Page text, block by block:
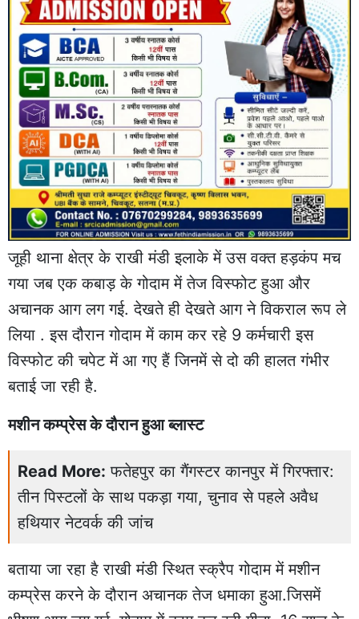
जूही थाना क्षेत्र के राखी मंडी इलाके में उस वक्त हड़कंप मच
गया जब एक कबाड़ के गोदाम में तेज विस्फोट हुआ और
अचानक आग लग गई. देखते ही देखते आग ने विकराल रूप ले
लिया . इस दौरान गोदाम में काम कर रहे 9 कर्मचारी इस
विस्फोट की चपेट में आ गए हैं जिनमें से दो की हालत गंभीर
बताई जा रही है.
मशीन कम्प्रेस के दौरान हुआ ब्लास्ट
Read More: फतेहपुर का गैंगस्टर कानपुर में गिरफ्तार:
तीन पिस्टलों के साथ पकड़ा गया, चुनाव से पहले अवैध
हथियार नेटवर्क की जांच
बताया जा रहा है राखी मंडी स्थित स्क्रैप गोदाम में मशीन
कम्प्रेस करने के दौरान अचानक तेज धमाका हुआ.जिसमें